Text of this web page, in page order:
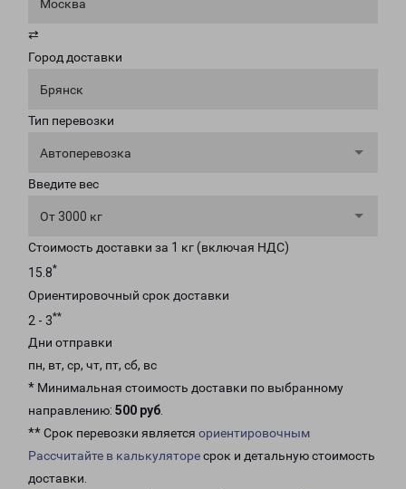
Москва
⇄
Город доставки
Брянск
Тип перевозки
Автоперевозка
Введите вес
От 3000 кг
Стоимость доставки за 1 кг (включая НДС)
15.8*
Ориентировочный срок доставки
2 - 3**
Дни отправки
пн, вт, ср, чт, пт, сб, вс
* Минимальная стоимость доставки по выбранному
направлению: 500 руб.
** Срок перевозки является ориентировочным
Рассчитайте в калькуляторесрок и детальную стоимость
доставки.